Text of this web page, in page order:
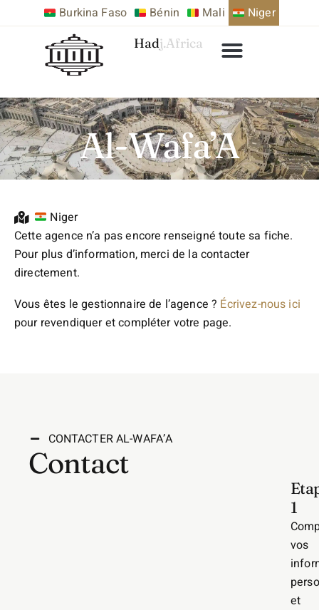
Burkina Faso Bénin Mali Niger
Hadj.Africa
Al-Wafa’A
Niger
Cette agence n’a pas encore renseigné toute sa fiche.
Pour plus d’information, merci de la contacter
directement.
Vous êtes le gestionnaire de l’agence ? Écrivez-nous ici
pour revendiquer et compléter votre page.
CONTACTER AL-WAFA’A
Contact
1
vos
et